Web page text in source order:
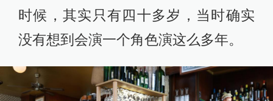
时候，其实只有四十多岁，当时确实
没有想到会演一个角色演这么多年。